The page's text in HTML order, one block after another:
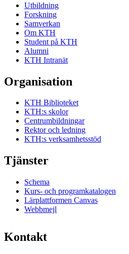
Utbildning
Forskning
Samverkan
Om KTH
Student på KTH
Alumni
KTH Intranät
Organisation
KTH Biblioteket
KTH:s skolor
Centrumbildningar
Rektor och ledning
KTH:s verksamhetsstöd
Tjänster
Schema
Kurs- och programkatalogen
Lärplattformen Canvas
Webbmejl
Kontakt